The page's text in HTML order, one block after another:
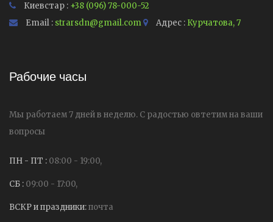
Киевстар : +38 (096) 78-000-52
Email : strarsdn@gmail.com Адрес : Курчатова, 7
Рабочие часы
Мы работаем 7 дней в неделю. С радостью овтетим на ваши
вопросы
ПН - ПТ : 08:00 - 19:00,
СБ : 09:00 - 17:00,
ВСКР и праздники:почта